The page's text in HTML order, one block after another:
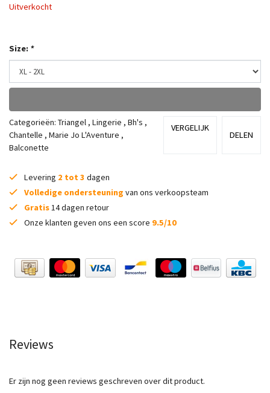
Uitverkocht
Size: *
Categorieën: Triangel , Lingerie , Bh's ,
Chantelle , Marie Jo L'Aventure ,
Balconette
VERGELIJK
DELEN
Levering 2 tot 3 dagen
Volledige ondersteuning van ons verkoopsteam
Gratis 14 dagen retour
Onze klanten geven ons een score 9.5/10
Reviews
Er zijn nog geen reviews geschreven over dit product.